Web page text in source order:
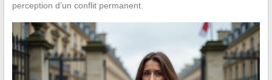
perception d’un conflit permanent.